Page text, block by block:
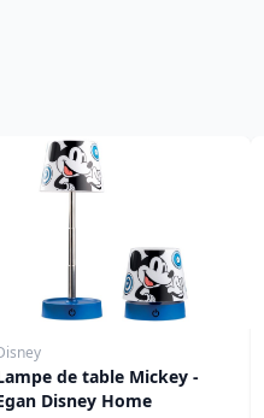
de table Mickey -
Disney Home